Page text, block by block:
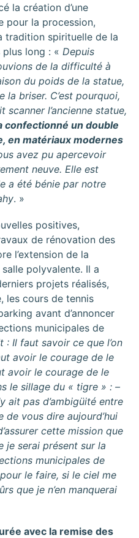
la création d’une
pour la procession,
tradition spirituelle de la
long : « Depuis
de la difficulté à
du poids de la statue,
briser. C’est pourquoi,
l’ancienne statue,
confectionné un double
en matériaux modernes
avez pu apercevoir
neuve. Elle est
a été bénie par notre
. »
positives,
de rénovation des
l’extension de la
polyvalente. Il a
projets réalisés,
les cours de tennis
avant d’annoncer
municipales de
: Il faut savoir ce que l’on
avoir le courage de le
avoir le courage de le
le sillage du « tigre » : –
ait pas d’ambigüité entre
de vous dire aujourd’hui
cette mission que
je serai présent sur la
municipales de
le faire, si le ciel me
que je n’en manquerai
avec la remise des